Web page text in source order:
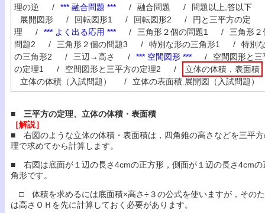
理の逆
/ *** 融合問題 *** / 融合問題 /
問題以上,答以下
展開図形
/ 回転図形1 / 回転図形2 /
円と三平方の定
理
/ *** よく出る応用 *** / 三角形２個の問題1 /
三角形２
問題2
/ 三角形２個の問題3 / 特別な形の三角形1 /
特別
の三角形2
/ 三辺→高さ / *** 空間図形 *** /
空間図形と三
の定理1
/ 空間図形と三平方の定理2 /
立体の体積，表面積
立体の体積（入試問題）
/ 立体の表面積.展開図（入試問題）
■ 三平方の定理、立体の体積・表面積
［解説］
■ 右図のような立体の体積・表面積は，四角錐の高さなどを三平
理で求めてから計算します。
■ 右図は底面が１辺の長さ4cmの正方形，側面が１辺の長さ4cmの
角形です。
□ 体積を求めるには底面積×高さ÷３の公式を使いますが，その
は高さＯＨを先に計算しておく必要があります。